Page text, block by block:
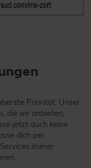
Priorität. Unser
die wir anbieten,
jetzt auch keine
dich per
immer